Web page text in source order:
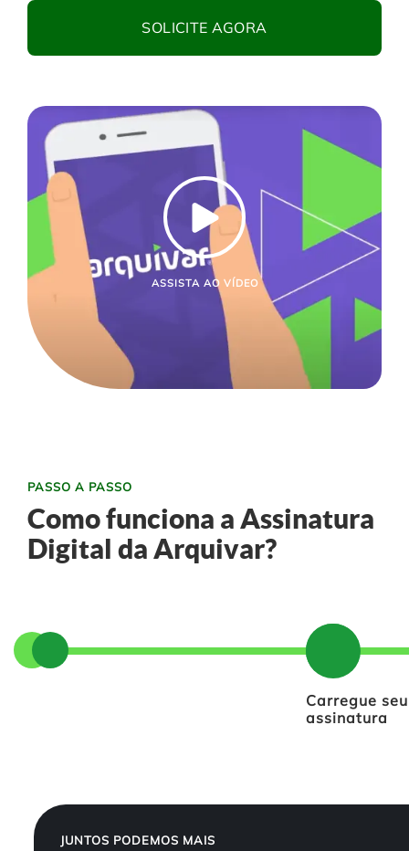
SOLICITE AGORA
ASSISTA AO VÍDEO
PASSO A PASSO
Como funciona a Assinatura
Digital da Arquivar?
Carregue
assinatura
JUNTOS PODEMOS MAIS